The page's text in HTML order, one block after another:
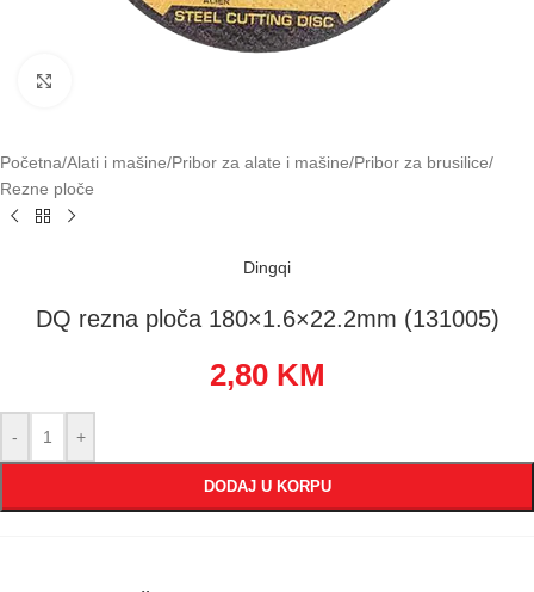
Početna/Alati i mašine/Pribor za alate i mašine/Pribor za brusilice/
Rezne ploče
Dingqi
DQ rezna ploča 180×1.6×22.2mm (131005)
2,80 KM
- +
DODAJ U KORPU